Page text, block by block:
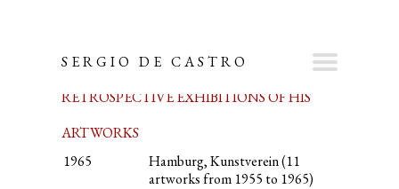
SERGIO DE CASTRO
RETROSPECTIVE EXHIBITIONS OF HIS
ARTWORKS
1965
Hamburg, Kunstverein (11
artworks from 1955 to 1965)